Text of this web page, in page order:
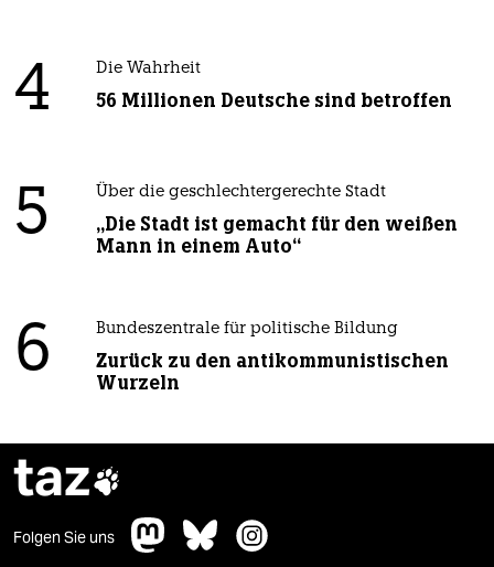
4 Die Wahrheit
56 Millionen Deutsche sind betroffen
5 Über die geschlechtergerechte Stadt
„Die Stadt ist gemacht für den weißen
Mann in einem Auto“
6 Bundeszentrale für politische Bildung
Zurück zu den antikommunistischen
Wurzeln
taz
Folgen Sie uns